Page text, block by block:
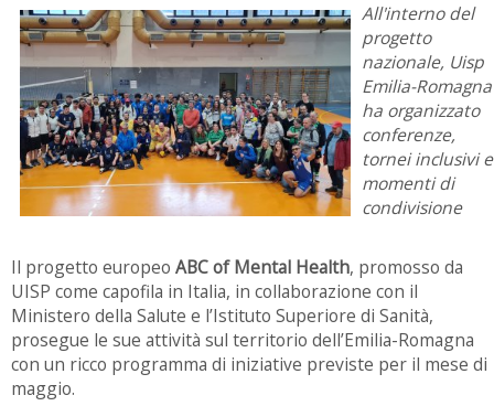
All'interno del
progetto
nazionale, Uisp
Emilia-Romagna
ha organizzato
conferenze,
tornei inclusivi e
momenti di
condivisione
Il progetto europeo ABC of Mental Health, promosso da
UISP come capofila in Italia, in collaborazione con il
Ministero della Salute e l’Istituto Superiore di Sanità,
prosegue le sue attività sul territorio dell’Emilia-Romagna
con un ricco programma di iniziative previste per il mese di
maggio.